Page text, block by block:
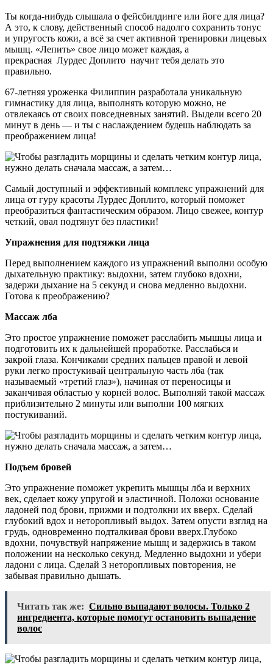
Ты когда-нибудь слышала о фейсбилдинге или йоге для лица?
А это, к слову, действенный способ надолго сохранить тонус
и упругость кожи, а всё за счет активной тренировки лицевых
мышц. «Лепить» свое лицо может каждая, а
прекрасная Лурдес Доплито научит тебя делать это
правильно.
67-летняя уроженка Филиппин разработала уникальную
гимнастику для лица, выполнять которую можно, не
отвлекаясь от своих повседневных занятий. Выдели всего 20
минут в день — и ты с наслаждением будешь наблюдать за
преображением лица!
Самый доступный и эффективный комплекс упражнений для
лица от гуру красоты Лурдес Доплито, который поможет
преобразиться фантастическим образом. Лицо свежее, контур
четкий, овал подтянут без пластики!
Упражнения для подтяжки лица
Перед выполнением каждого из упражнений выполни особую
дыхательную практику: выдохни, затем глубоко вдохни,
задержи дыхание на 5 секунд и снова медленно выдохни.
Готова к преображению?
Массаж лба
Это простое упражнение поможет расслабить мышцы лица и
подготовить их к дальнейшей проработке. Расслабься и
закрой глаза. Кончиками средних пальцев правой и левой
руки легко простукивай центральную часть лба (так
называемый «третий глаз»), начиная от переносицы и
заканчивая областью у корней волос. Выполняй такой массаж
приблизительно 2 минуты или выполни 100 мягких
постукиваний.
Подъем бровей
Это упражнение поможет укрепить мышцы лба и верхних
век, сделает кожу упругой и эластичной. Положи основание
ладоней под брови, прижми и подтолкни их вверх. Сделай
глубокий вдох и неторопливый выдох. Затем опусти взгляд на
грудь, одновременно подталкивая брови вверх.Глубоко
вдохни, почувствуй напряжение мышц и задержись в таком
положении на несколько секунд. Медленно выдохни и убери
ладони с лица. Сделай 3 неторопливых повторения, не
забывая правильно дышать.
Читать так же: Сильно выпадают волосы. Только 2
ингредиента, которые помогут остановить выпадение
волос